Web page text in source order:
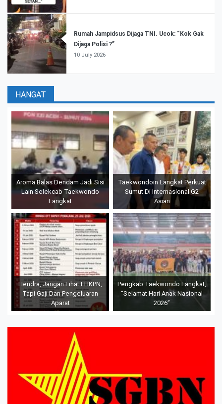
Rumah Jampidsus Dijaga TNI. Ucok: “Kok Gak
Dijaga Polisi ?”
10 July 2026
HANGAT
Aroma Balas Dendam Jadi Sisi
Lain Selekcab Taekwondo
Langkat
Taekwondoin Langkat Perkuat
Sumut Di Internasional G2
Asian
Hendra, Jangan Lihat LHKPN,
Tapi Gaji Dan Pengeluaran
Aparat
Pengkab Taekwondo Langkat,
“Selamat Hari Anak Nasional
2026”